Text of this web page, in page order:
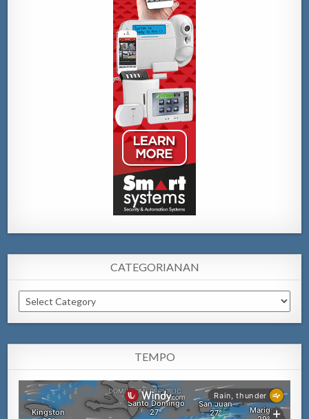
CATEGORIANAN
Categorianan
TEMPO